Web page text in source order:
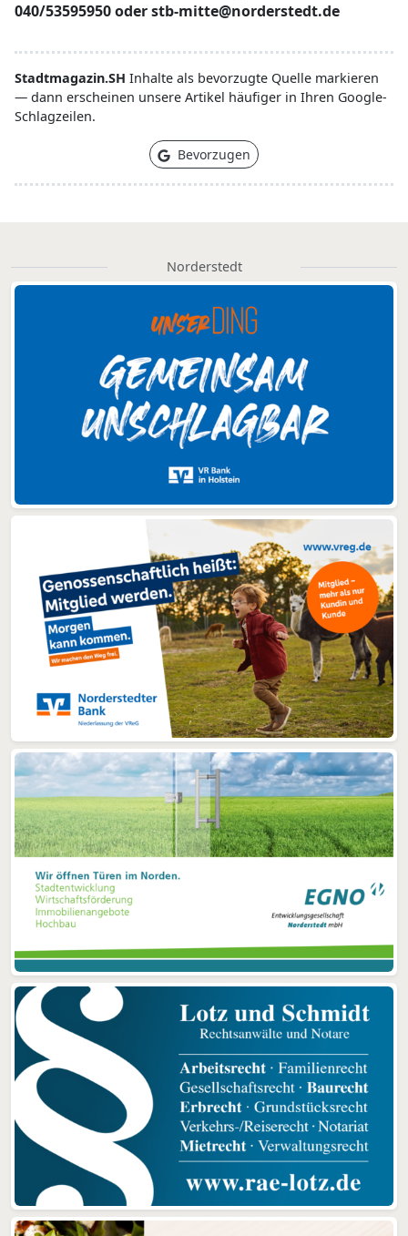
040/53595950 oder stb-mitte@norderstedt.de
Stadtmagazin.SH Inhalte als bevorzugte Quelle markieren
— dann erscheinen unsere Artikel häufiger in Ihren Google-
Schlagzeilen.
Bevorzugen
Norderstedt